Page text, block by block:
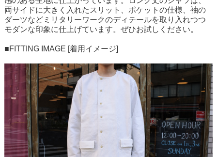
両サイドに大きく入れたスリット、ポケットの仕様、袖の
ダーツなどミリタリーワークのディテールを取り入れつつ
モダンな印象に仕上げています。ぜひお試しください。
■FITTING IMAGE [着用イメージ]